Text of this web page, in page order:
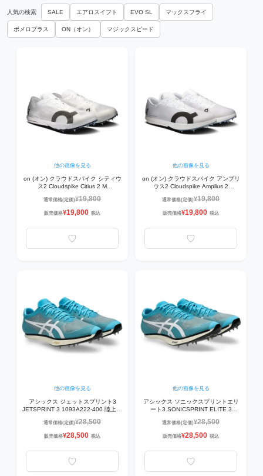
人気の検索 SALE エアロスイフト EVO SL マックスフライ
ボメロプラス ON（オン） マジックスピード
他の画像を見る
on (オン) クラウドスパイク シティウ
ス2 Cloudspike Citius 2 M
陸上競技用 ホワイト | フロスト
通常価格(定価)¥19,800
販売価格¥19,800 税込
他の画像を見る
on (オン) クラウドスパイク アンプリ
ウス2 Cloudspike Amplius 2
用 ホワイト | フロスト
通常価格(定価)¥19,800
販売価格¥19,800 税込
他の画像を見る
アシックス ジェットスプリント3
JETSPRINT 3 1093A222-400 陸上ス
400ｍ】
通常価格(定価)¥28,500
販売価格¥28,500 税込
他の画像を見る
アシックス ソニックスプリントエリ
ート3 SONICSPRINT ELITE 3
AQUARIUM/WHITE 【100m～
400m】
通常価格(定価)¥28,500
販売価格¥28,500 税込